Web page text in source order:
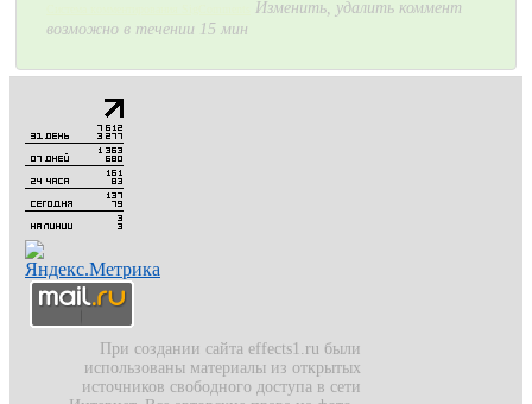
Изменить, удалить коммент
возможно в течении 15 мин
При создании сайта effects1.ru были
использованы материалы из открытых
источников свободного доступа в сети